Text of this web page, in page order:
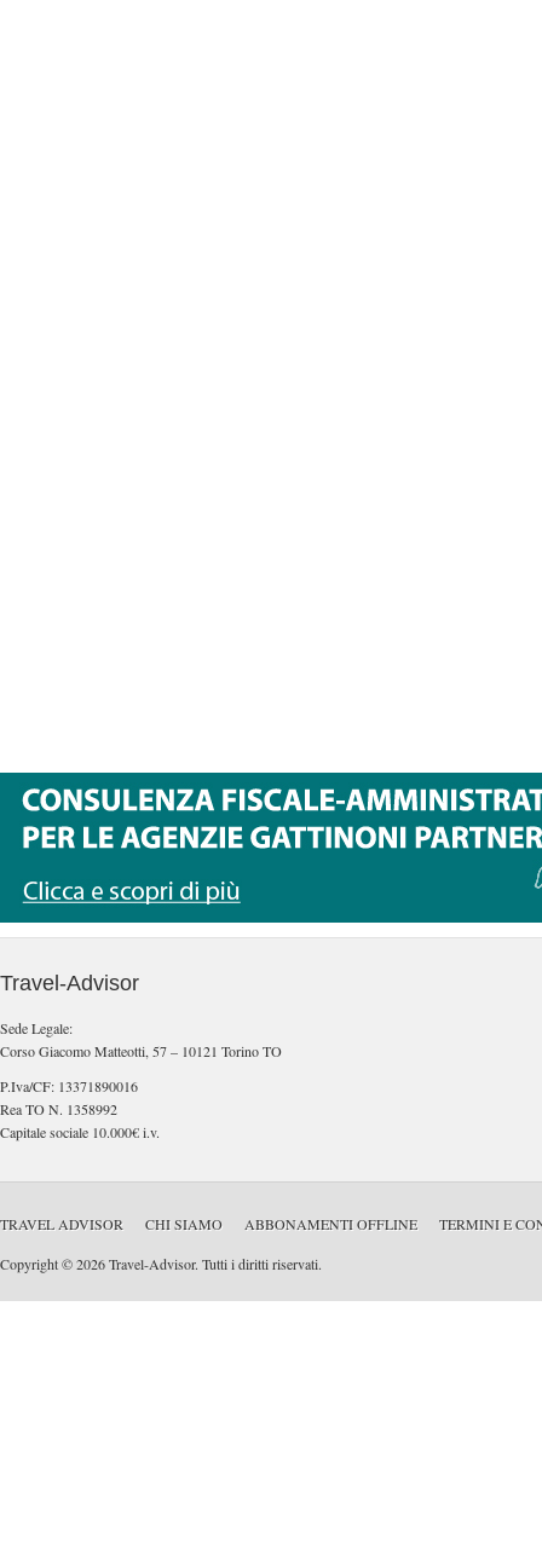
Travel-Advisor
Sede Legale:
Corso Giacomo Matteotti, 57 – 10121 Torino TO
P.Iva/CF: 13371890016
Rea TO N. 1358992
Capitale sociale 10.000€ i.v.
TRAVEL ADVISOR CHI SIAMO ABBONAMENTI OFFLINE TERMINI E
Copyright © 2026 Travel-Advisor. Tutti i diritti riservati.